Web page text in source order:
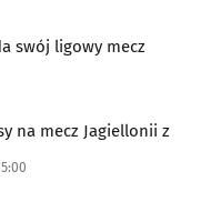
swój ligowy mecz
na mecz Jagiellonii z